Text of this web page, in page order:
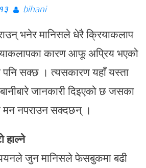
bihani
भनेर मानिसले धेरै क्रियाकलाप
कारण आफू अप्रिय भएको
पनि सक्छ । त्यसकारण यहाँ यस्ता
जानकारी दिइएको छ जसका
मन नपराउन सक्दछन् ।
हाल्ने
जुन मानिसले फेसबुकमा बढी